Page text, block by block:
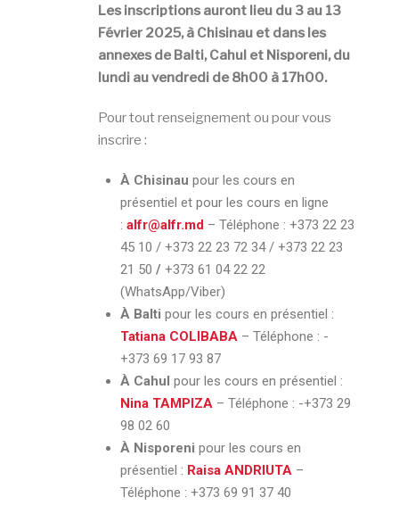
Les inscriptions auront lieu du 3 au 13
Février 2025, à Chisinau et dans les
annexes de Balti, Cahul et Nisporeni, du
lundi au vendredi de 8h00 à 17h00.
Pour tout renseignement ou pour vous
inscrire :
À Chisinau pour les cours en
présentiel et pour les cours en ligne
: alfr@alfr.md – Téléphone : +373 22 23
45 10 / +373 22 23 72 34 / +373 22 23
21 50 / +373 61 04 22 22
(WhatsApp/Viber)
À Balti pour les cours en présentiel :
Tatiana COLIBABA – Téléphone : -
+373 69 17 93 87
À Cahul pour les cours en présentiel :
Nina TAMPIZA – Téléphone : -+373 29
98 02 60
À Nisporeni pour les cours en
présentiel : Raisa ANDRIUTA –
Téléphone : +373 69 91 37 40